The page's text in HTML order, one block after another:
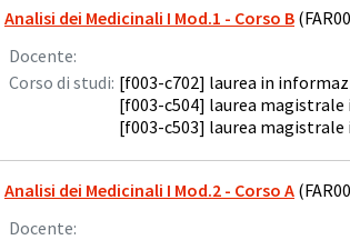
Analisi dei Medicinali I Mod.1 - Corso B
Docente:
Corso di studi: [f003-c702] laurea in
[f003-c504] laurea
[f003-c503] laurea
Analisi dei Medicinali I Mod.2 - Corso A
Docente: